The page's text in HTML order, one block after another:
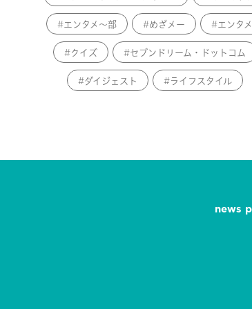
エンタメ～部 めざメー エンタメ
クイズ セブンドリーム・ドットコム
ダイジェスト ライフスタイル
news